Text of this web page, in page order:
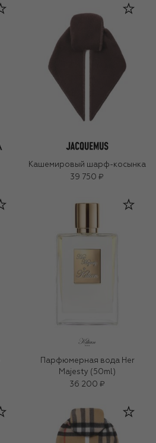
Кашемировый шарф-косынка
39 750 ₽
Парфюмерная вода Her
Majesty (50ml)
36 200 ₽